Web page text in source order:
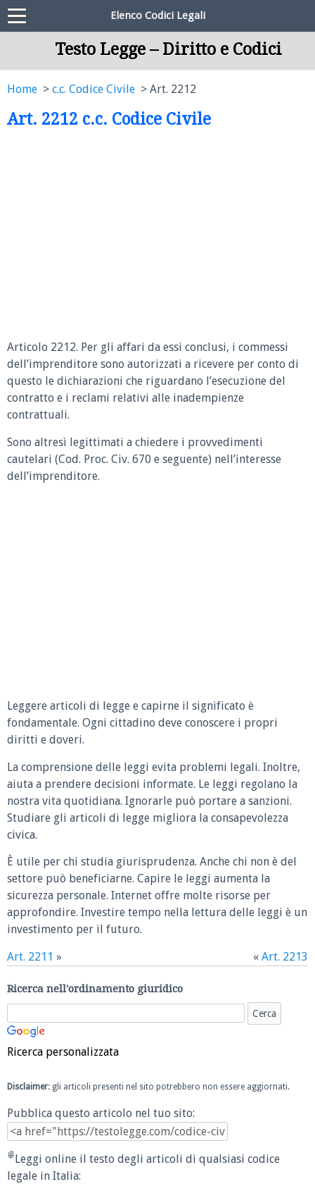
Elenco Codici Legali
Testo Legge – Diritto e Codici
Home c.c. Codice Civile Art. 2212
Art. 2212 c.c. Codice Civile
Articolo 2212. Per gli affari da essi conclusi, i commessi
dell’imprenditore sono autorizzati a ricevere per conto di
questo le dichiarazioni che riguardano l’esecuzione del
contratto e i reclami relativi alle inadempienze
contrattuali.
Sono altresì legittimati a chiedere i provvedimenti
cautelari (Cod. Proc. Civ. 670 e seguente) nell’interesse
dell’imprenditore.
Leggere articoli di legge e capirne il significato è
fondamentale. Ogni cittadino deve conoscere i propri
diritti e doveri.
La comprensione delle leggi evita problemi legali. Inoltre,
aiuta a prendere decisioni informate. Le leggi regolano la
nostra vita quotidiana. Ignorarle può portare a sanzioni.
Studiare gli articoli di legge migliora la consapevolezza
civica.
È utile per chi studia giurisprudenza. Anche chi non è del
settore può beneficiarne. Capire le leggi aumenta la
sicurezza personale. Internet offre molte risorse per
approfondire. Investire tempo nella lettura delle leggi è un
investimento per il futuro.
Art. 2211 » « Art. 2213
Ricerca nell'ordinamento giuridico
Ricerca personalizzata
Disclaimer: gli articoli presenti nel sito potrebbero non essere aggiornati.
Pubblica questo articolo nel tuo sito:
Leggi online il testo degli articoli di qualsiasi codice
legale in Italia: